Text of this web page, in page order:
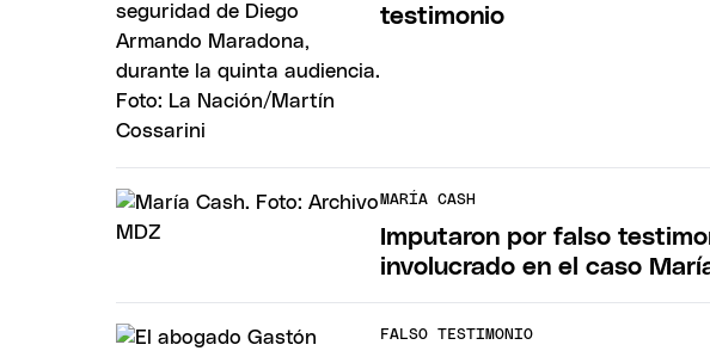
testimonio
MARÍA CASH
Imputaron por falso
involucrado en el caso
FALSO TESTIMONIO